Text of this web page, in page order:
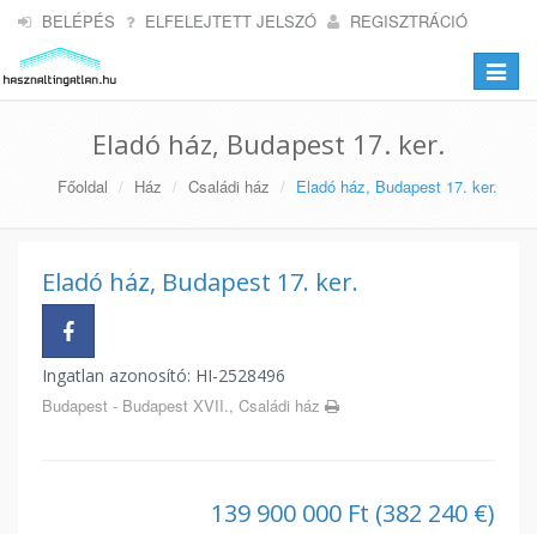
BELÉPÉS ELFELEJTETT JELSZÓ REGISZTRÁCIÓ
Toggle
Eladó ház, Budapest 17. ker.
Főoldal Ház Családi ház Eladó ház, Budapest 17. ker.
Eladó ház, Budapest 17. ker.
Ingatlan azonosító: HI-2528496
Budapest - Budapest XVII., Családi ház
139 900 000 Ft (382 240 €)